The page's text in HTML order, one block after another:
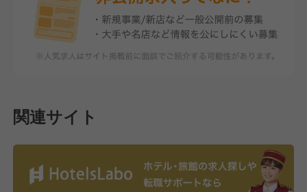
関連サイト